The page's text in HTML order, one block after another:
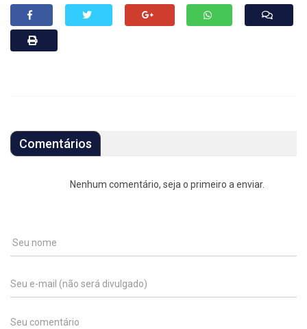
Comentários
Nenhum comentário, seja o primeiro a enviar.